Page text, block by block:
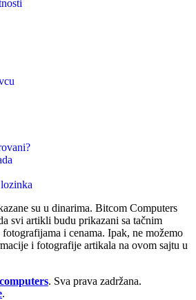
su u dinarima. Bitcom Computers
svi artikli budu prikazani sa tačnim
i cenama. Ipak, ne možemo
i fotografije artikala na ovom sajtu u
. Sva prava zadržana.
.